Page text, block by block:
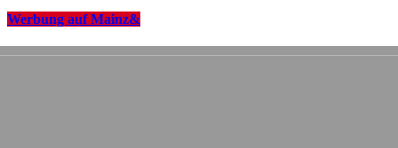
Werbung auf Mainz&